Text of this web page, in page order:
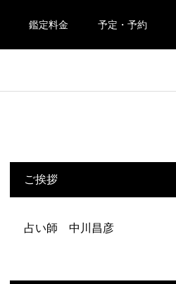
鑑定料金 予定・予約
ご挨拶
占い師 中川昌彦